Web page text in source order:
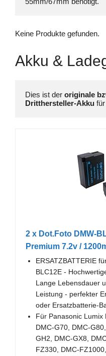
Keine Produkte gefunden.
Akku &
Dies ist der originale
Dritthersteller-Akku
2 x Dot.Foto DMW-
Premium 7.2v /
ERSATZBATTERIE
BLC12E -
Lange Lebensdauer
Leistung - perfekter
oder Ersatzbatterie-
Für Panasonic Lumix
DMC-G70, DMC-
GH2, DMC-GX8,
FZ330, DMC-